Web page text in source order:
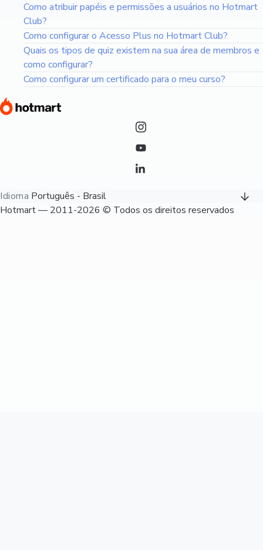
Como atribuir papéis e permissões a usuários no Hotmart
Club?
Como configurar o Acesso Plus no Hotmart Club?
Quais os tipos de quiz existem na sua área de membros e
como configurar?
Como configurar um certificado para o meu curso?
Idioma Português - Brasil
Hotmart — 2011-2026 © Todos os direitos reservados